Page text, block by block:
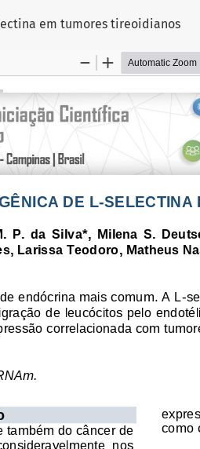
em tumores tireoidianos